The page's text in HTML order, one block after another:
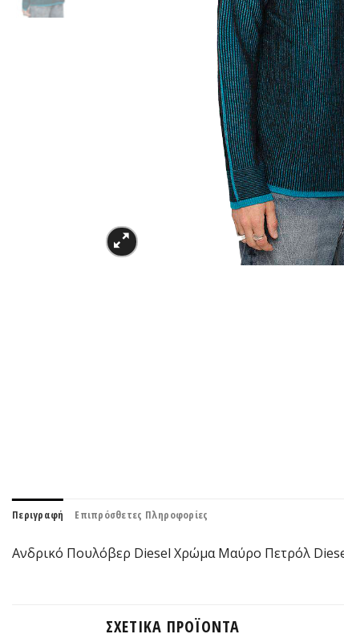
Περιγραφή Επιπρόσθετες Πληροφορίες
Ανδρικό Πουλόβερ Diesel Χρώμα Μαύρο Πετρόλ
ΣΧΕΤΙΚΆ ΠΡΟΪΌΝΤΑ